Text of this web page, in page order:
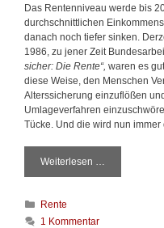
Das Rentenniveau werde bis
durchschnittlichen
danach noch tiefer sinken.
1986, zu jener Zeit
sicher: Die Rente“, waren es
diese Weise, den Menschen
Alterssicherung einzuflößen
Umlageverfahren
Tücke. Und die wird nun immer
Weiterlesen …
l
K
a
Rente
1 Kommentar